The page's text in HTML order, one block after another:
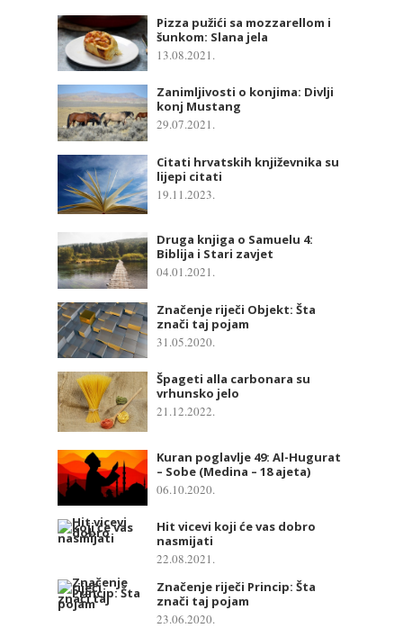
Pizza pužići sa mozzarellom i
šunkom: Slana jela
13.08.2021.
Zanimljivosti o konjima: Divlji
konj Mustang
29.07.2021.
Citati hrvatskih književnika su
lijepi citati
19.11.2023.
Druga knjiga o Samuelu 4:
Biblija i Stari zavjet
04.01.2021.
Značenje riječi Objekt: Šta
znači taj pojam
31.05.2020.
Špageti alla carbonara su
vrhunsko jelo
21.12.2022.
Kuran poglavlje 49: Al-Hugurat
– Sobe (Medina – 18 ajeta)
06.10.2020.
Hit vicevi koji će vas dobro
nasmijati
22.08.2021.
Značenje riječi Princip: Šta
znači taj pojam
23.06.2020.